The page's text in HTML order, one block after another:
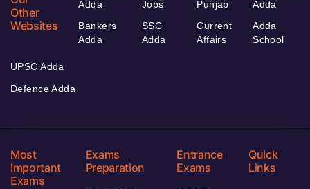
Other
Websites
Adda
Bankers
Adda
Jobs
SSC
Adda
Punjab
Current
Affairs
Adda
Adda
School
UPSC Adda
Defence Adda
Most
Important
Exams
Exams
Preparation
Entrance
Exams
Quick
Links